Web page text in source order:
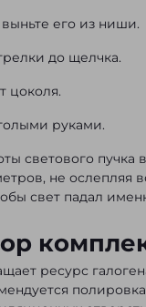
его из ниши.
до щелчка.
цоколя.
руками.
светового пучка
не ослепляя
свет падал
ресурс